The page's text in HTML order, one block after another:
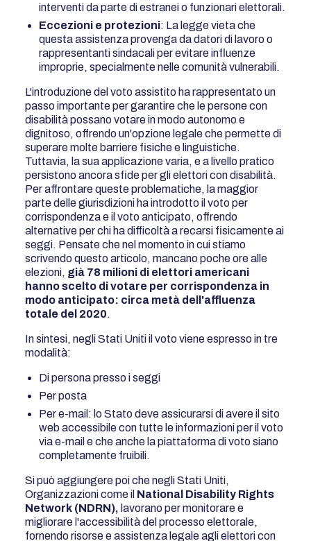
interventi da parte di estranei o funzionari elettorali.
Eccezioni e protezioni: La legge vieta che
questa assistenza provenga da datori di lavoro o
rappresentanti sindacali per evitare influenze
improprie, specialmente nelle comunità vulnerabili.
L'introduzione del voto assistito ha rappresentato un
passo importante per garantire che le persone con
disabilità possano votare in modo autonomo e
dignitoso, offrendo un'opzione legale che permette di
superare molte barriere fisiche e linguistiche.
Tuttavia, la sua applicazione varia, e a livello pratico
persistono ancora sfide per gli elettori con disabilità.
Per affrontare queste problematiche, la maggior
parte delle giurisdizioni ha introdotto il voto per
corrispondenza e il voto anticipato, offrendo
alternative per chi ha difficoltà a recarsi fisicamente ai
seggi. Pensate che nel momento in cui stiamo
scrivendo questo articolo, mancano poche ore alle
elezioni, già 78 milioni di elettori americani
hanno scelto di votare per corrispondenza in
modo anticipato: circa metà dell'affluenza
totale del 2020.
In sintesi, negli Stati Uniti il voto viene espresso in tre
modalità:
Di persona presso i seggi
Per posta
Per e-mail: lo Stato deve assicurarsi di avere il sito
web accessibile con tutte le informazioni per il voto
via e-mail e che anche la piattaforma di voto siano
completamente fruibili.
Si può aggiungere poi che negli Stati Uniti,
Organizzazioni come il National Disability Rights
Network (NDRN), lavorano per monitorare e
migliorare l'accessibilità del processo elettorale,
fornendo risorse e assistenza legale agli elettori con